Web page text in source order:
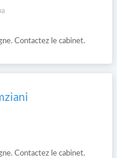
Contactez le cabinet.
Contactez le cabinet.